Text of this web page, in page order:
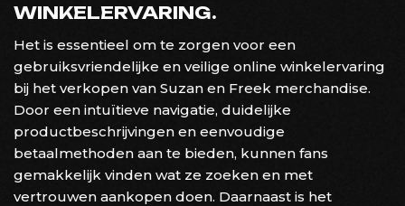
WINKELERVARING.
Het is essentieel om te zorgen voor een
gebruiksvriendelijke en veilige online winkelervaring
bij het verkopen van Suzan en Freek merchandise.
Door een intuïtieve navigatie, duidelijke
productbeschrijvingen en eenvoudige
betaalmethoden aan te bieden, kunnen fans
gemakkelijk vinden wat ze zoeken en met
vertrouwen aankopen doen. Daarnaast is het